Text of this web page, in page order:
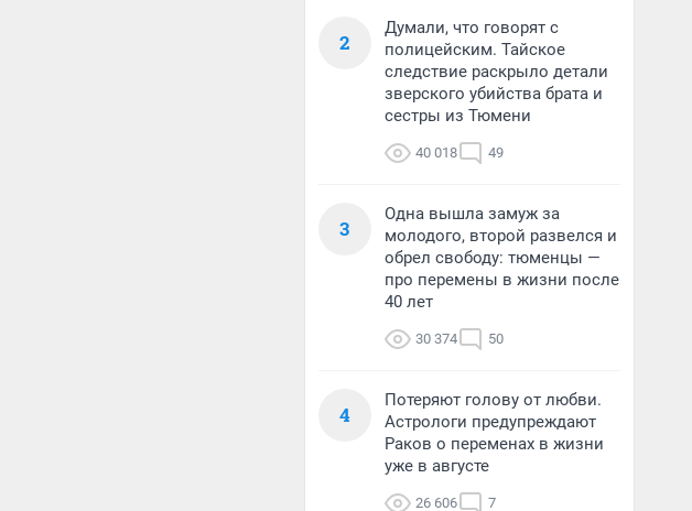
2
Думали, что говорят с
полицейским. Тайское
следствие раскрыло детали
зверского убийства брата и
сестры из Тюмени
40 018 49
3
Одна вышла замуж за
молодого, второй развелся и
обрел свободу: тюменцы —
про перемены в жизни после
40 лет
30 374 50
4
Потеряют голову от любви.
Астрологи предупреждают
Раков о переменах в жизни
уже в августе
26 606 7